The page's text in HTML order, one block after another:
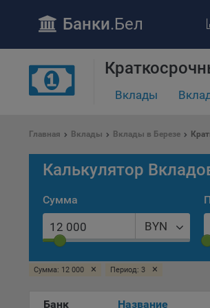
Банки.Бел
Вклады
Главная Вклады Вклады в Березе
Калькулятор
Сумма
BYN
Сумма: 12 000 × Период: 3 ×
Банк Название